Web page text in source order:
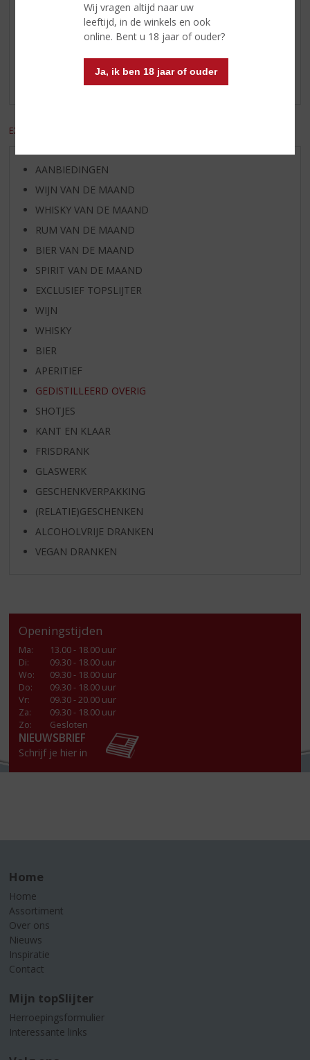
Wij vragen altijd naar uw
leeftijd, in de winkels en ook
online. Bent u 18 jaar of ouder?
Ja, ik ben 18 jaar of ouder
Reviews
Schrijf een review
Er zijn nog geen reviews geplaatst voor dit product
EXCL. BTW
AANBIEDINGEN
WIJN VAN DE MAAND
WHISKY VAN DE MAAND
RUM VAN DE MAAND
BIER VAN DE MAAND
SPIRIT VAN DE MAAND
EXCLUSIEF TOPSLIJTER
WIJN
WHISKY
BIER
APERITIEF
GEDISTILLEERD OVERIG
SHOTJES
KANT EN KLAAR
FRISDRANK
GLASWERK
GESCHENKVERPAKKING
(RELATIE)GESCHENKEN
ALCOHOLVRIJE DRANKEN
VEGAN DRANKEN
Openingstijden
Ma:
13.00 - 18.00 uur
Di:
09.30 - 18.00 uur
Wo:
09.30 - 18.00 uur
Do:
09.30 - 18.00 uur
Vr:
09.30 - 20.00 uur
Za:
09.30 - 18.00 uur
Zo:
Gesloten
NIEUWSBRIEF
Schrijf je hier in
Home
Home
Assortiment
Over ons
Nieuws
Inspiratie
Contact
Mijn topSlijter
Herroepingsformulier
Interessante links